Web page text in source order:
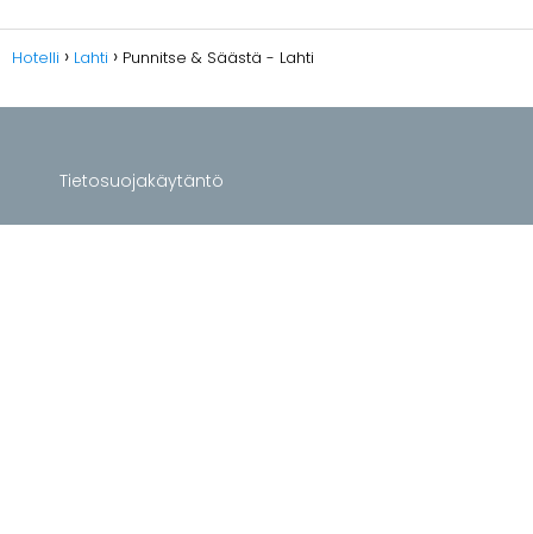
Hotelli Lahti Punnitse & Säästä - Lahti
Tietosuojakäytäntö